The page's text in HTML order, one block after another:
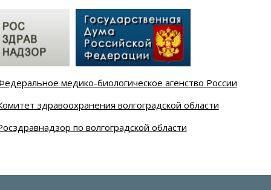
медико-биологическое агенство России
здравоохранения волгоградской области
по волгоградской области